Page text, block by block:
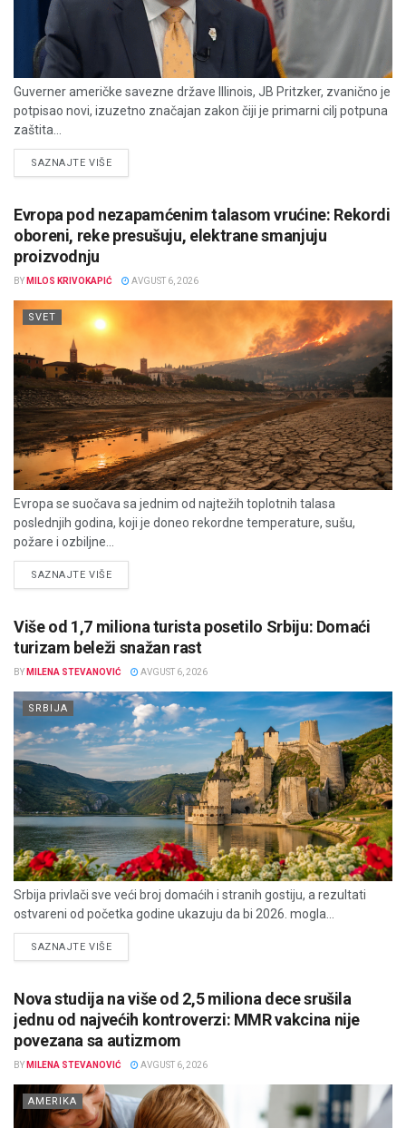
Guverner američke savezne države Illinois, JB Pritzker, zvanično je
potpisao novi, izuzetno značajan zakon čiji je primarni cilj potpuna
zaštita...
SAZNAJTE VIŠEDETAILS
Evropa pod nezapamćenim talasom vrućine: Rekordi
oboreni, reke presušuju, elektrane smanjuju
proizvodnju
BY MILOS KRIVOKAPIĆ AVGUST 6, 2026
SVET
Evropa se suočava sa jednim od najtežih toplotnih talasa
poslednjih godina, koji je doneo rekordne temperature, sušu,
požare i ozbiljne...
SAZNAJTE VIŠEDETAILS
Više od 1,7 miliona turista posetilo Srbiju: Domaći
turizam beleži snažan rast
BY MILENA STEVANOVIĆ AVGUST 6, 2026
SRBIJA
Srbija privlači sve veći broj domaćih i stranih gostiju, a rezultati
ostvareni od početka godine ukazuju da bi 2026. mogla...
SAZNAJTE VIŠEDETAILS
Nova studija na više od 2,5 miliona dece srušila
jednu od najvećih kontroverzi: MMR vakcina nije
povezana sa autizmom
BY MILENA STEVANOVIĆ AVGUST 6, 2026
AMERIKA